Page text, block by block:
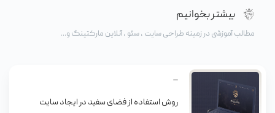
بیشتر بخوانیم
مطالب آموزشی در زمینه طراحی سایت ، سئو ، آنلاین مارکتینگ و...
روش استفاده از فضای سفید در ایجاد سایت